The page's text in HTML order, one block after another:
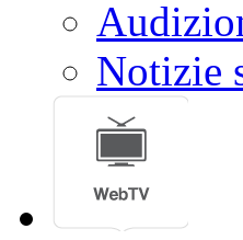
Notizie